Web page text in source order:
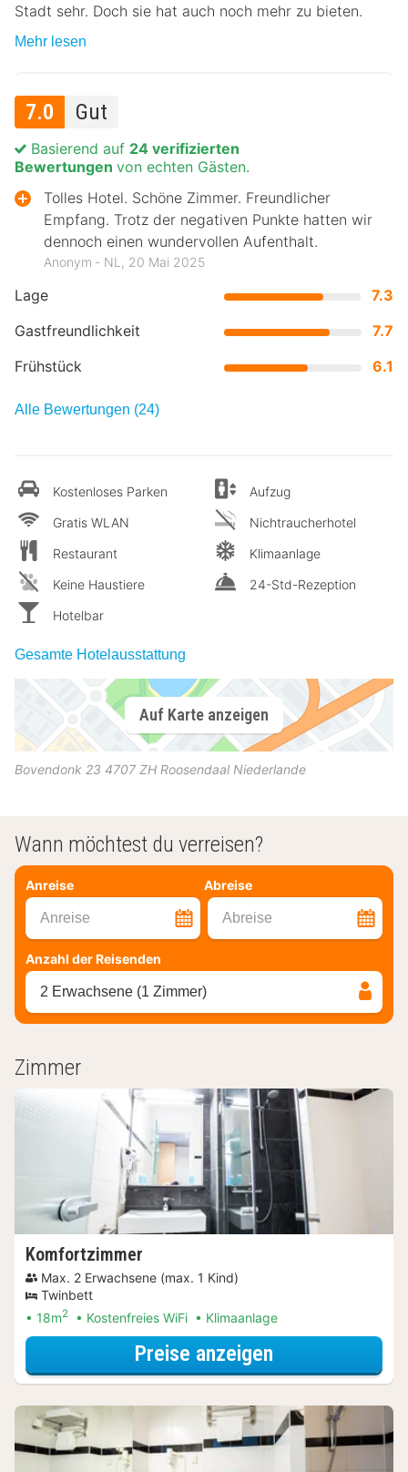
Stadt sehr. Doch sie hat auch noch mehr zu bieten.
Mehr lesen
7.0 Gut
Lage
7.3
Gastfreundlichkeit
7.7
Frühstück
6.1
Basierend auf 24 verifizierten
Bewertungen von echten Gästen.
Tolles Hotel. Schöne Zimmer. Freundlicher
Empfang. Trotz der negativen Punkte hatten wir
dennoch einen wundervollen Aufenthalt.
Anonym ‐ NL, 20 Mai 2025
Alle Bewertungen (24)
Kostenloses Parken
Gratis WLAN
Restaurant
Keine Haustiere
Hotelbar
Aufzug
Nichtraucherhotel
Klimaanlage
24-Std-Rezeption
Gesamte Hotelausstattung
Auf Karte anzeigen
Bovendonk 23 4707 ZH Roosendaal Niederlande
Wann möchtest du verreisen?
Anreise Abreise
Anreise Abreise
Anzahl der Reisenden
2 Erwachsene (1 Zimmer)
Zimmer
Komfortzimmer
Max. 2 Erwachsene (max. 1 Kind)
Twinbett
18m2 Kostenfreies WiFi Klimaanlage
Preise anzeigen